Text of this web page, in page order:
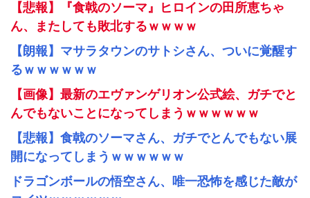
【悲報】『食戟のソーマ』ヒロインの田所恵ちゃ
ん、またしても敗北するｗｗｗｗ
【朗報】マサラタウンのサトシさん、ついに覚醒す
るｗｗｗｗｗｗ
【画像】最新のエヴァンゲリオン公式絵、ガチでと
んでもないことになってしまうｗｗｗｗｗｗ
【悲報】食戟のソーマさん、ガチでとんでもない展
開になってしまうｗｗｗｗｗｗ
ドラゴンボールの悟空さん、唯一恐怖を感じた敵が